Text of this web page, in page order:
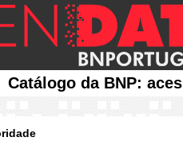
Catálogo da BNP: